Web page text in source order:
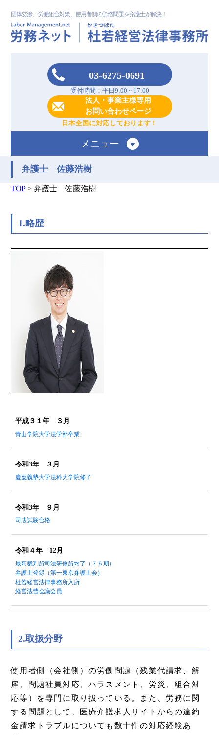
団体交渉、労働組合対策、使用者側の労務問題を弁護士が解決！
03-6275-0691
受付時間：平日9:00～17:00
法人・事業主様専用
お問い合わせページ
日本全国に対応しております！
メニュー
弁護士 佐藤浩樹
TOP>弁護士 佐藤浩樹
1.略歴
平成３１年 ３月
青山学院大学法学部卒業
令和3年 ３月
慶應義塾大学法科大学院修了
令和3年 ９月
司法試験合格
令和４年 12月
最高裁判所司法研修所終了（７５期）
弁護士登録（第一東京弁護士会）
杜若経営法律事務所入所
経営法曹会議会員
2.取扱分野
使用者側（会社側）の労働問題（残業代請求、解
雇、問題社員対応、ハラスメント、労災、組合対
応等）を専門に取り扱っている。また、労務に関
する問題として、医療介護求人サイトからの違約
金請求トラブルについても数十件の対応経験あ